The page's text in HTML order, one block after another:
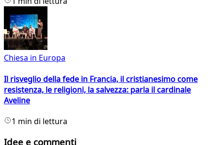
Chiesa in Europa
Il risveglio della fede in Francia, il cristianesimo come
resistenza, le religioni, la salvezza: parla il cardinale
Aveline
1 min di lettura
Idee e commenti